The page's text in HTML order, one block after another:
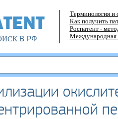
В РФ
Терминология и
Как получить
Роспатент -
Международная